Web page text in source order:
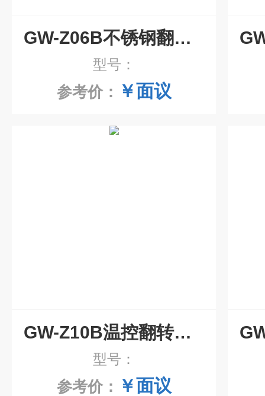
GW-Z06B不锈钢翻转振荡器
型号：
参考价： ￥面议
GW-Z10B温控翻转振荡仪
型号：
参考价： ￥面议